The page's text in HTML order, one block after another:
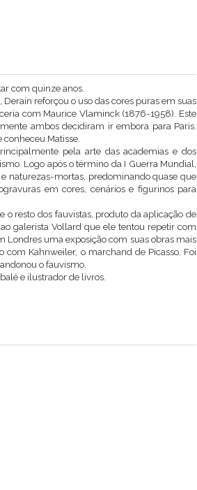
com quinze anos.
reforçou o uso das cores puras em suas
com Maurice Vlaminck (1876-1958). Este
ambos decidiram ir embora para Paris.
Matisse.
pela arte das academias e dos
Logo após o término da I Guerra Mundial,
naturezas-mortas, predominando quase que
em cores, cenários e figurinos para
resto dos fauvistas, produto da aplicação de
galerista Vollard que ele tentou repetir com
Londres uma exposição com suas obras mais
com Kahnweiler, o marchand de Picasso. Foi
o fauvismo.
e ilustrador de livros.